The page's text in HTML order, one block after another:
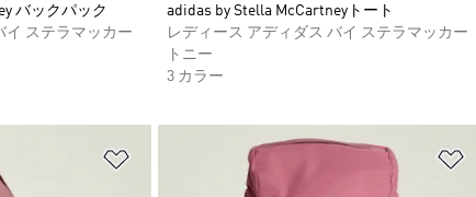
バックパック
イ ステラマッカー
adidas by Stella McCartneyトート
レディース アディダス バイ ステラマッカー
トニー
3 カラー
ほしいものリストに追加